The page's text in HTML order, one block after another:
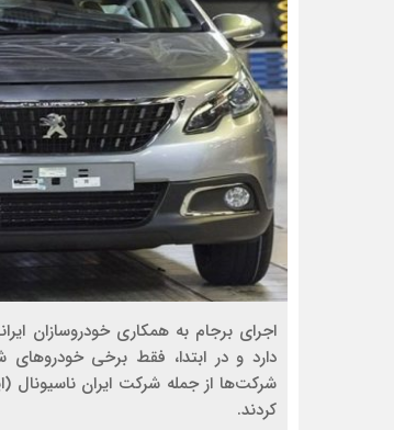
دارد و در ابتدا، فقط برخی
شرکت‌ها از جمله شرکت ایران ناسیونال
کردند.